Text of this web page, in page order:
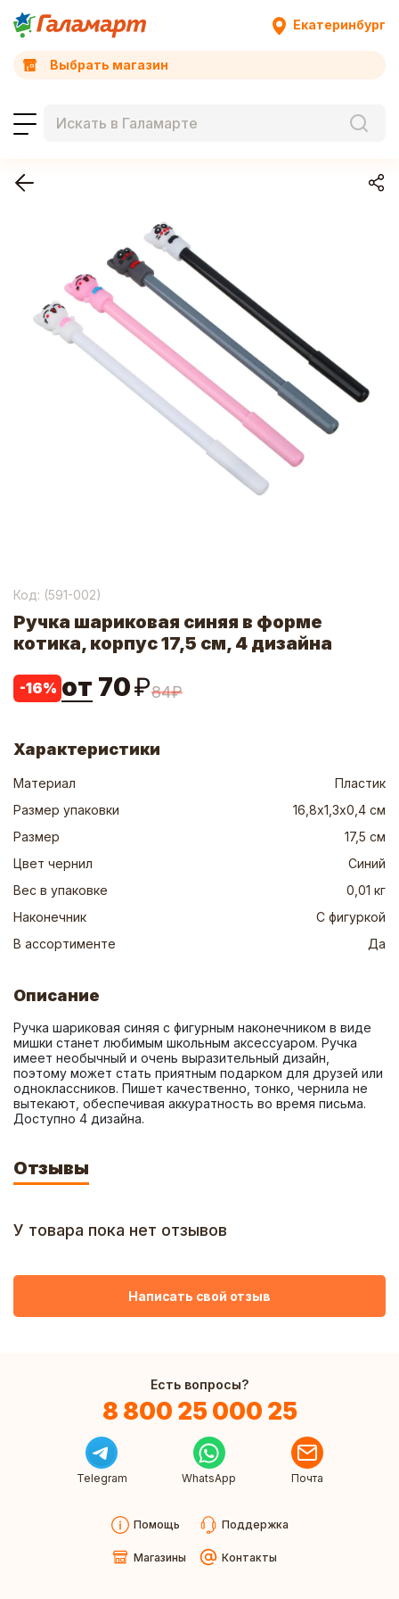
Екатеринбург
Выбрать магазин
Код: (591-002)
Ручка шариковая синяя в форме
котика, корпус 17,5 см, 4 дизайна
-16% от 70₽84₽
Характеристики
Материал
Пластик
Размер упаковки
16,8х1,3х0,4 см
Размер
17,5 см
Цвет чернил
Синий
Вес в упаковке
0,01 кг
Наконечник
С фигуркой
В ассортименте
Да
Описание
Ручка шариковая синяя с фигурным наконечником в виде
мишки станет любимым школьным аксессуаром. Ручка
имеет необычный и очень выразительный дизайн,
поэтому может стать приятным подарком для друзей или
одноклассников. Пишет качественно, тонко, чернила не
вытекают, обеспечивая аккуратность во время письма.
Доступно 4 дизайна.
Отзывы
У товара пока нет отзывов
Написать свой отзыв
Есть вопросы?
8 800 25 000 25
Telegram WhatsApp Почта
Помощь Поддержка
Магазины Контакты